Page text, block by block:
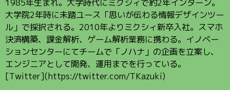
大学院2年時に未踏ユース「思いが伝わる情報デザインツー
ル」で採択される。2010年よりミクシィ新卒入社。スマホ
決済構築、課金解析、ゲーム解析業務に携わる。イノベー
ションセンターにてチームで「ノハナ」の企画を立案し、
エンジニアとして開発、運用までを行っている。
[Twitter](https://twitter.com/TKazuki)